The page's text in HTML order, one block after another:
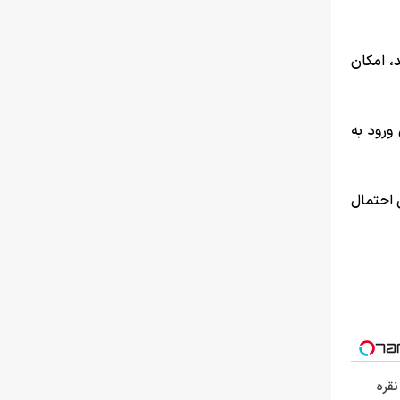
امکان
تا روز سه شنبه مورخ ۹ تیر، امکان ورود به
احتمال